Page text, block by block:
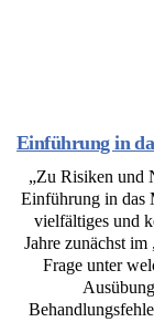
Einführung in
„Zu Risiken und
Einführung in das
vielfältiges und
Jahre zunächst im
Frage unter